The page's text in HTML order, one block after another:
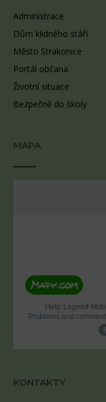
Administrace
Dům klidného stáří
Město Strakonice
Portál občana
Životní situace
Bezpečně do školy
MAPA
KONTAKTY